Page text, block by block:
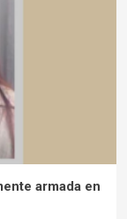
armada en